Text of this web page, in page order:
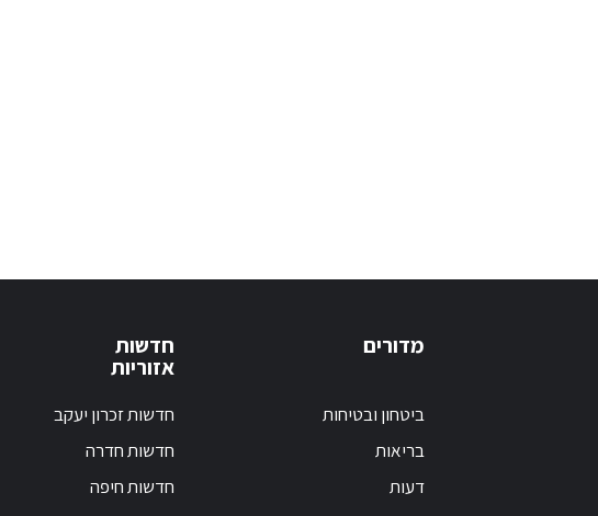
מדורים
ביטחון ובטיחות
בריאות
דעות
חדשות
אזוריות
חדשות זכרון יעקב
חדשות חדרה
חדשות חיפה